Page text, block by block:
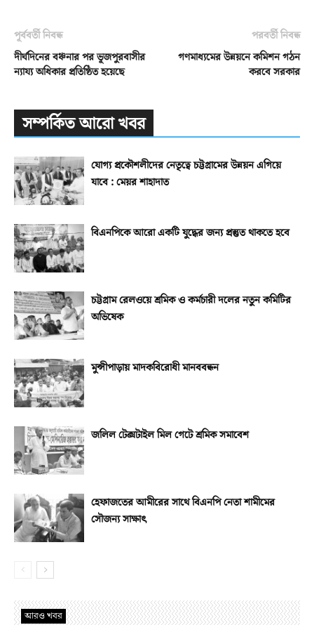
পূর্ববর্তী নিবন্ধ
দীর্ঘদিনের বঞ্চনার পর ভূজপুরবাসীর
ন্যায্য অধিকার প্রতিষ্ঠিত হয়েছে
পরবর্তী নিবন্ধ
গণমাধ্যমের উন্নয়নে কমিশন গঠন
করবে সরকার
সম্পর্কিত আরো খবর
যোগ্য প্রকৌশলীদের নেতৃত্বে চট্টগ্রামের উন্নয়ন এগিয়ে
যাবে : মেয়র শাহাদাত
বিএনপিকে আরো একটি যুদ্ধের জন্য প্রস্তুত থাকতে হবে
চট্টগ্রাম রেলওয়ে শ্রমিক ও কর্মচারী দলের নতুন কমিটির
অভিষেক
মুন্সীপাড়ায় মাদকবিরোধী মানববন্ধন
জলিল টেক্সটাইল মিল গেটে শ্রমিক সমাবেশ
হেফাজতের আমীরের সাথে বিএনপি নেতা শামীমের
সৌজন্য সাক্ষাৎ
আরও খবর